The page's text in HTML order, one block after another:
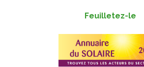
Feuilletez-le